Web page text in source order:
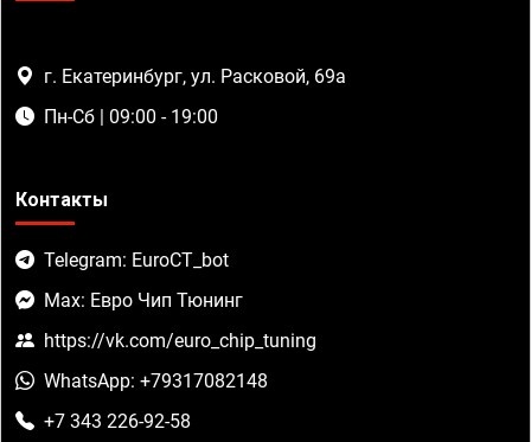
г. Екатеринбург, ул. Расковой, 69а
Пн-Сб | 09:00 - 19:00
Контакты
Telegram: EuroCT_bot
Max: Евро Чип Тюнинг
https://vk.com/euro_chip_tuning
WhatsApp: +79317082148
+7 343 226-92-58